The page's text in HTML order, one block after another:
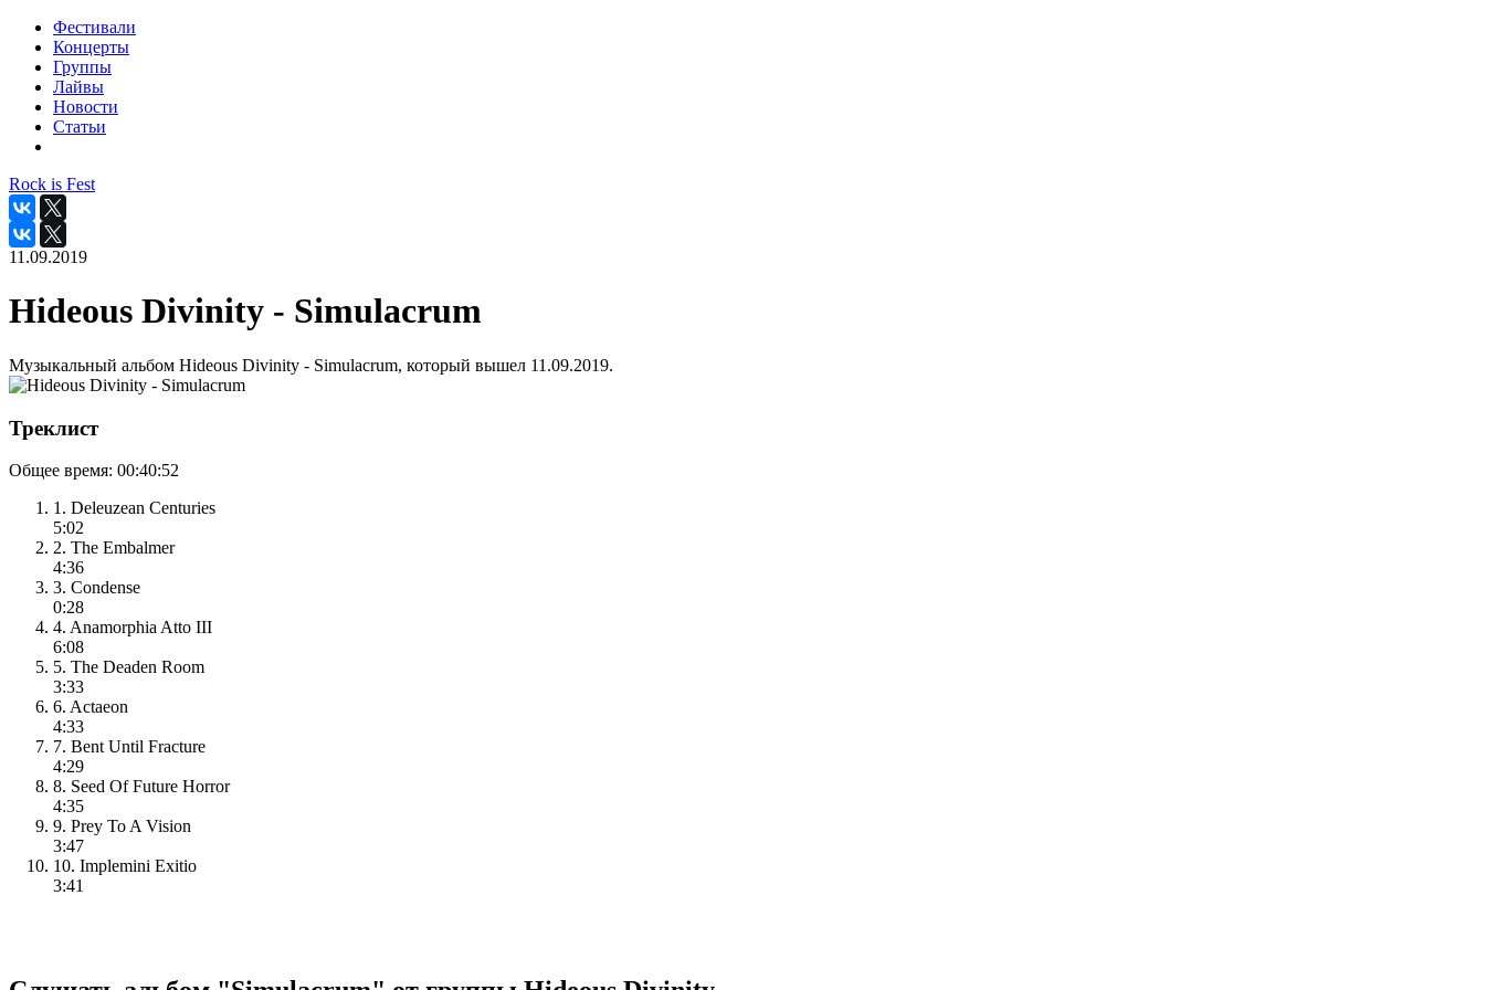
Фестивали
Концерты
Группы
Лайвы
Новости
Статьи
Rock is Fest
11.09.2019
Hideous Divinity - Simulacrum
Музыкальный альбом Hideous Divinity - Simulacrum, который вышел 11.09.2019.
Треклист
Общее время: 00:40:52
1. Deleuzean Centuries
5:02
2. The Embalmer
4:36
3. Condense
0:28
4. Anamorphia Atto III
6:08
5. The Deaden Room
3:33
6. Actaeon
4:33
7. Bent Until Fracture
4:29
8. Seed Of Future Horror
4:35
9. Prey To A Vision
3:47
10. Implemini Exitio
3:41